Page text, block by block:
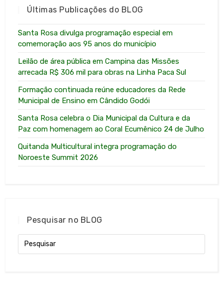
Últimas Publicações do BLOG
Santa Rosa divulga programação especial em
comemoração aos 95 anos do município
Leilão de área pública em Campina das Missões
arrecada R$ 306 mil para obras na Linha Paca Sul
Formação continuada reúne educadores da Rede
Municipal de Ensino em Cândido Godói
Santa Rosa celebra o Dia Municipal da Cultura e da
Paz com homenagem ao Coral Ecumênico 24 de Julho
Quitanda Multicultural integra programação do
Noroeste Summit 2026
Pesquisar no BLOG